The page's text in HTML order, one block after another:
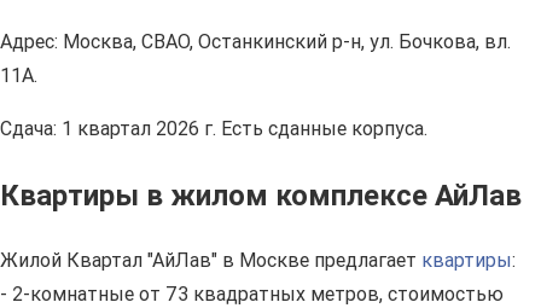
Адрес: Москва, СВАО, Останкинский р-н, ул. Бочкова, вл.
11А.
Сдача: 1 квартал 2026 г. Есть сданные корпуса.
Квартиры в жилом комплексе АйЛав
Жилой Квартал "АйЛав" в Москве предлагает квартиры:
- 2-комнатные от 73 квадратных метров, стоимостью